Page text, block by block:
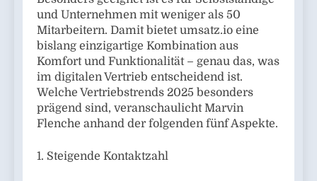
und Unternehmen mit weniger als 50
Mitarbeitern. Damit bietet umsatz.io eine
bislang einzigartige Kombination aus
Komfort und Funktionalität – genau das, was
im digitalen Vertrieb entscheidend ist.
Welche Vertriebstrends 2025 besonders
prägend sind, veranschaulicht Marvin
Flenche anhand der folgenden fünf Aspekte.
1. Steigende Kontaktzahl